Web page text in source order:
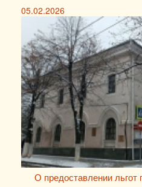
05.02.2026
О предоставлении